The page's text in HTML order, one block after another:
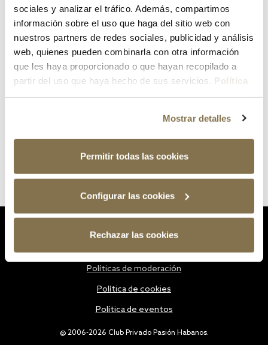
sociales y analizar el tráfico. Además, compartimos
información sobre el uso que haga del sitio web con
nuestros partners de redes sociales, publicidad y análisis
web, quienes pueden combinarla con otra información
que les haya proporcionado o que hayan recopilado a
partir del uso que haya hecho de sus servicios. Política
Mostrar detalles
Permitir todas las cookies
Configurar las cookies
Rechazar las cookies
¿Has olvidado tu contraseña?
@ 2006-2026 Club Privado Pasión Habanos.
Políticas de moderación
Política de cookies
Política de eventos